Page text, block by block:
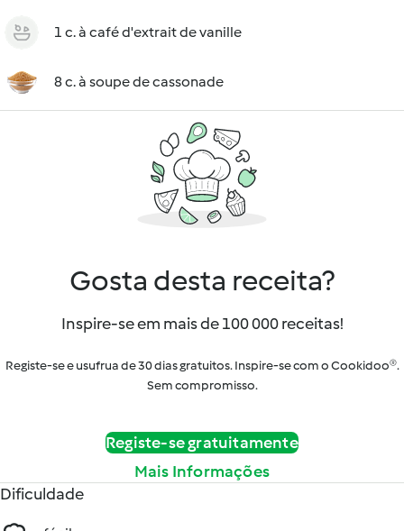
1 c. à café d'extrait de vanille
8 c. à soupe de cassonade
Gosta desta receita?
Inspire-se em mais de 100 000 receitas!
Registe-se e usufrua de 30 dias gratuitos. Inspire-se com o Cookidoo®.
Sem compromisso.
Registe-se gratuitamente
Mais Informações
Dificuldade